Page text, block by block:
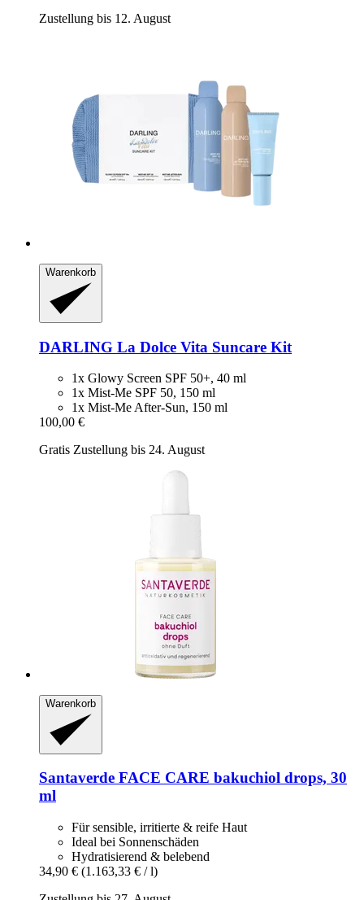
Zustellung bis 12. August
Warenkorb
DARLING La Dolce Vita Suncare Kit
1x Glowy Screen SPF 50+, 40 ml
1x Mist-Me SPF 50, 150 ml
1x Mist-Me After-Sun, 150 ml
100,00 €
Gratis Zustellung bis 24. August
Warenkorb
Santaverde FACE CARE bakuchiol drops, 30
ml
Für sensible, irritierte & reife Haut
Ideal bei Sonnenschäden
Hydratisierend & belebend
34,90 € (1.163,33 € / l)